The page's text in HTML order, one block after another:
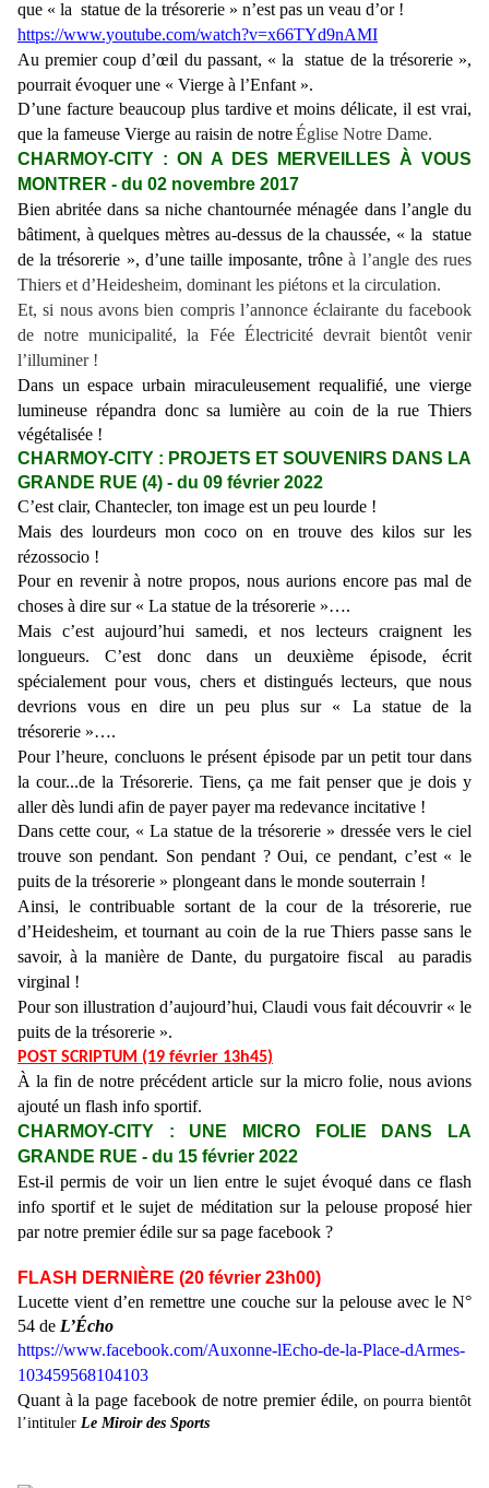
que « la statue de la trésorerie » n’est pas un veau d’or !
https://www.youtube.com/watch?v=x66TYd9nAMI
Au premier coup d’œil du passant, « la statue de la trésorerie »,
pourrait évoquerune « Vierge à l’Enfant ».
D’une facture beaucoup plus tardive et moinsdélicate, il est vrai,
que la fameuse Vierge au raisin de notreÉglise Notre Dame.
CHARMOY-CITY : ON A DES MERVEILLES À VOUS
MONTRER - du 02 novembre 2017
Bien abritée dans sa niche chantournée ménagée dans l’angle du
bâtiment, à quelques mètres au-dessus de la chaussée, « la statue
de la trésorerie », d’une taille imposante, trône à l’angle des rues
Thiers et d’Heidesheim, dominant les piétons et la circulation.
Et, si nous avons bien compris l’annonce éclairante du facebook
de notre municipalité, la Fée Électricité devrait bientôt venir
l’illuminer !
Dans un espace urbain miraculeusement requalifié,une vierge
lumineuse répandra donc sa lumière au coin de la rue Thiers
végétalisée !
CHARMOY-CITY : PROJETS ET SOUVENIRS DANS LA
GRANDE RUE (4) - du 09 février 2022
C’est clair, Chantecler, ton image est un peu lourde !
Mais des lourdeursmon coco on en trouve des kilos sur les
rézossocio !
Pour en revenir à notre propos, nous aurions encore pas mal de
choses à dire sur « La statue de la trésorerie »….
Mais c’est aujourd’hui samedi, et nos lecteurs craignent les
longueurs. C’est donc dans un deuxième épisode, écrit
spécialement pour vous, chers et distingués lecteurs, que nous
devrions vous en dire un peu plus sur « La statue de la
trésorerie »….
Pour l’heure, concluons le présent épisode par un petit tour dans
la cour...de la Trésorerie. Tiens,ça me fait penser que je dois y
aller dès lundi afin de payer payer ma redevance incitative !
Dans cette cour, « La statue de la trésorerie » dressée vers le ciel
trouve son pendant. Son pendant ? Oui, ce pendant, c’est « le
puits de la trésorerie » plongeant dans le monde souterrain !
Ainsi, le contribuable sortant de la cour de la trésorerie, rue
d’Heidesheim, et tournant au coin de la rue Thiers passe sans le
savoir, à la manière de Dante, du purgatoire fiscal au paradis
virginal !
Pour son illustration d’aujourd’hui, Claudi vous fait découvrir « le
puits de la trésorerie ».
POST SCRIPTUM (19 février 13h45)
À la fin de notre précédent article sur la micro folie, nous avions
ajouté un flash info sportif.
CHARMOY-CITY : UNE MICRO FOLIE DANS LA
GRANDE RUE - du 15 février 2022
Est-il permis de voir un lien entre le sujet évoqué dans ce flash
info sportif et le sujet de méditation sur la pelouse proposé hier
par notre premier édile sur sa page facebook ?
FLASH DERNI È RE (20 février 23h00)
Lucette vient d’en remettre une couche sur la pelouse avec le N°
54 de L’Écho
https://www.facebook.com/Auxonne-lEcho-de-la-Place-dArmes-
103459568104103
Quant à la page facebook de notre premier édile, on pourra bientôt
l’intituler Le Miroir des Sports